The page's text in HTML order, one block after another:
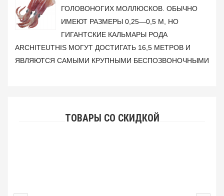
ГОЛОВОНОГИХ МОЛЛЮСКОВ. ОБЫЧНО
ИМЕЮТ РАЗМЕРЫ 0,25—0,5 М, НО
ГИГАНТСКИЕ КАЛЬМАРЫ РОДА
ARCHITEUTHIS МОГУТ ДОСТИГАТЬ 16,5 МЕТРОВ И
ЯВЛЯЮТСЯ САМЫМИ КРУПНЫМИ БЕСПОЗВОНОЧНЫМИ
ТОВАРЫ СО СКИДКОЙ